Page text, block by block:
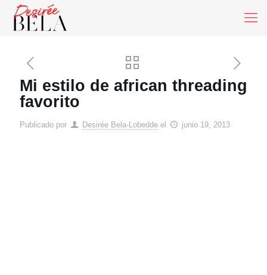
Mi estilo de african threading
favorito
Publicado por Desirée Bela-Lobedde el junio 19, 2013